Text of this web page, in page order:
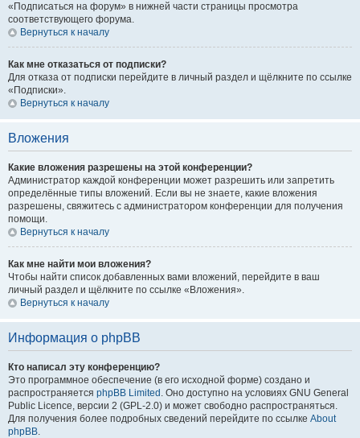
«Подписаться на форум» в нижней части страницы просмотра
соответствующего форума.
Вернуться к началу
Как мне отказаться от подписки?
Для отказа от подписки перейдите в личный раздел и щёлкните по ссылке
«Подписки».
Вернуться к началу
Вложения
Какие вложения разрешены на этой конференции?
Администратор каждой конференции может разрешить или запретить
определённые типы вложений. Если вы не знаете, какие вложения
разрешены, свяжитесь с администратором конференции для получения
помощи.
Вернуться к началу
Как мне найти мои вложения?
Чтобы найти список добавленных вами вложений, перейдите в ваш
личный раздел и щёлкните по ссылке «Вложения».
Вернуться к началу
Информация о phpBB
Кто написал эту конференцию?
Это программное обеспечение (в его исходной форме) создано и
распространяется phpBB Limited . Оно доступно на условиях GNU General
Public Licence, версии 2 (GPL-2.0) и может свободно распространяться.
Для получения более подробных сведений перейдите по ссылке About
phpBB.